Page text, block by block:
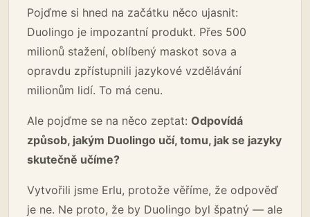
Pojďme si hned na začátku něco ujasnit:
Duolingo je impozantní produkt. Přes 500
milionů stažení, oblíbený maskot sova a
opravdu zpřístupnili jazykové vzdělávání
milionům lidí. To má cenu.
Ale pojďme se na něco zeptat: Odpovídá
způsob, jakým Duolingo učí, tomu, jak se jazyky
skutečně učíme?
Vytvořili jsme Erlu, protože věříme, že odpověď
je ne. Ne proto, že by Duolingo byl špatný — ale